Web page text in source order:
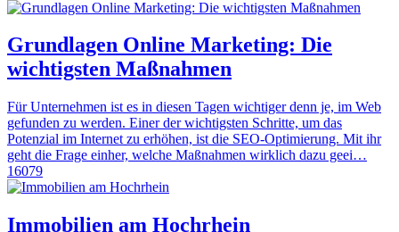
Grundlagen Online Marketing: Die
wichtigsten Maßnahmen
Für Unternehmen ist es in diesen Tagen wichtiger denn je, im Web
gefunden zu werden. Einer der wichtigsten Schritte, um das
Potenzial im Internet zu erhöhen, ist die SEO-Optimierung. Mit ihr
geht die Frage einher, welche Maßnahmen wirklich dazu geei…
16079
Immobilien am Hochrhein